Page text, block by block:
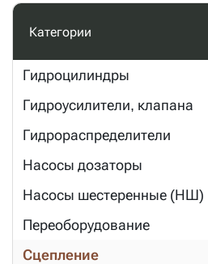
Категории
Гидроцилиндры
Гидроусилители, клапана
Гидрораспределители
Насосы дозаторы
Насосы шестеренные (НШ)
Переоборудование
Сцепление